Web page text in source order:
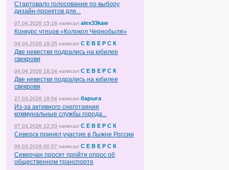
Стартовало голосование по выбору
дизайн-проектов для...
07.04.2026 15:18 написал alex33kaw
Конкурс чтецов «Колокол Чернобыля»
04.04.2026 18:35 написал С Е В Е Р С К
Две невестки подрались на юбилее
свекрови
04.04.2026 18:34 написал С Е В Е Р С К
Две невестки подрались на юбилее
свекрови
27.03.2026 19:54 написал барыга
Из-за активного снеготаяния
коммунальные службы города...
07.03.2026 22:33 написал С Е В Е Р С К
Северск принял участие в Лыжне России
06.03.2026 00:57 написал С Е В Е Р С К
Северчан просят пройти опрос об
общественном транспорте